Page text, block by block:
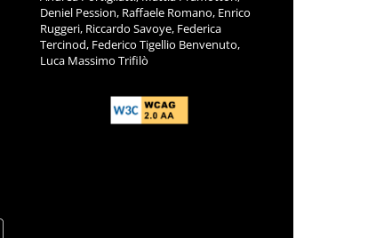
Deniel Pession, Raffaele Romano, Enrico
Ruggeri, Riccardo Savoye, Federica
Tercinod, Federico Tigellio Benvenuto,
Luca Massimo Trifilò